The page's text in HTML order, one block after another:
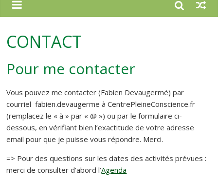
CONTACT
Pour me contacter
Vous pouvez me contacter (Fabien Devaugermé) par
courriel fabien.devaugerme à CentrePleineConscience.fr
(remplacez le « à » par « @ ») ou par le formulaire ci-
dessous, en vérifiant bien l’exactitude de votre adresse
email pour que je puisse vous répondre. Merci.
=> Pour des questions sur les dates des activités prévues :
merci de consulter d’abord l’Agenda